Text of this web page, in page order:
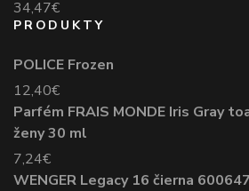
34,47€
PRODUKTY
POLICE Frozen
12,40€
Parfém FRAIS MONDE Iris Gray
ženy 30 ml
7,24€
WENGER Legacy 16 čierna 600647